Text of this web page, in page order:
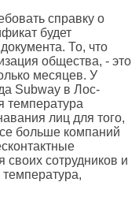
справку о
будет
То, что
общества, - это
месяцев. У
Subway в Лос-
температура
лиц для того,
больше компаний
сотрудников и